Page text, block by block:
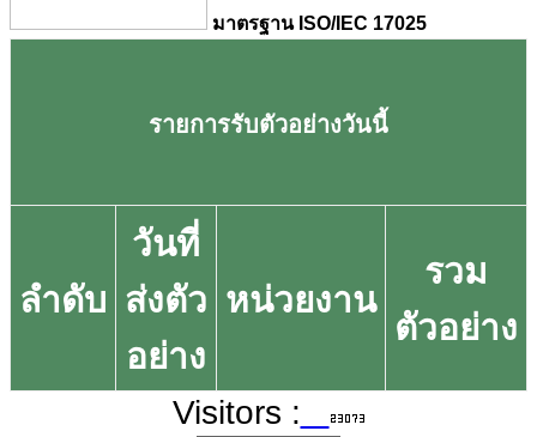
มาตรฐาน ISO/IEC 17025
รายการรับตัวอย่างวันนี้
ลำดับ
วันที่
ส่งตัว
อย่าง
หน่วยงาน
รวม
ตัวอย่าง
Visitors :